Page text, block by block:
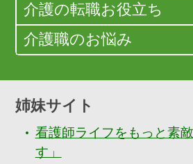
介護の転職お役立ち
介護職のお悩み
姉妹サイト
看護師ライフをもっと素
す」